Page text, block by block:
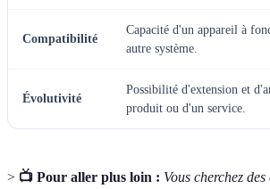
Compatibilité
Capacité d'un appareil à
autre système.
Évolutivité
Possibilité d'extension et
produit ou d'un service.
> 📺 Pour aller plus loin : Vous cherchez